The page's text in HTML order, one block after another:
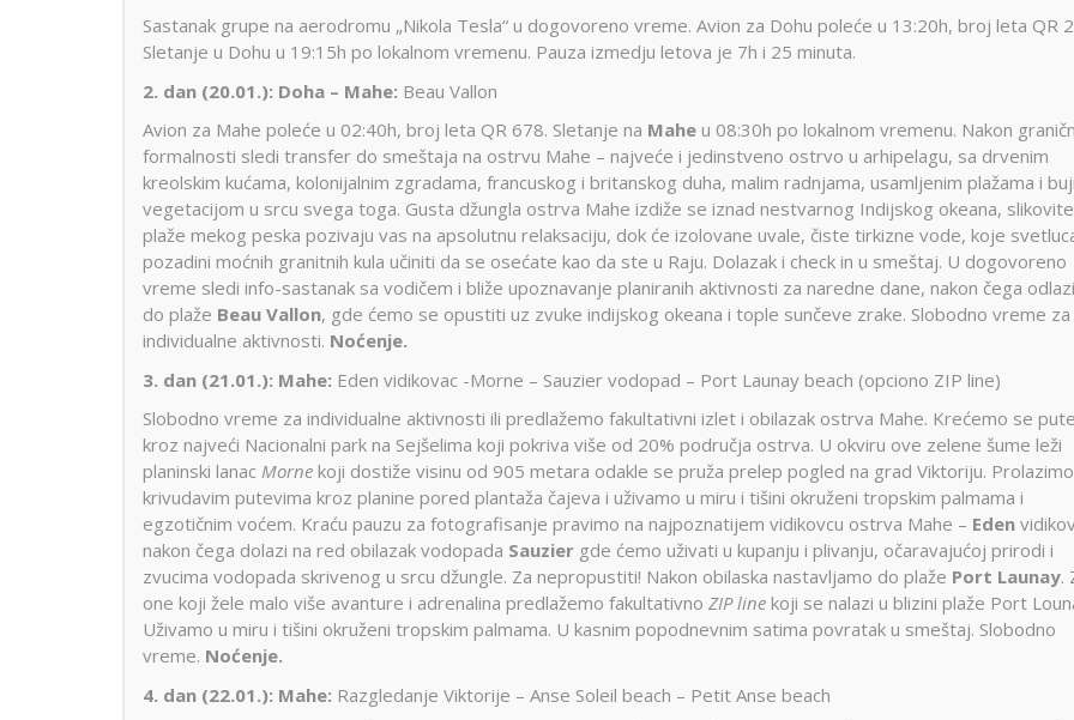
Sastanak grupe na aerodromu „Nikola Tesla“ u dogovoreno vreme. Avion za Dohu poleće u 13:20h, broj leta QR
Sletanje u Dohu u 19:15h po lokalnom vremenu. Pauza izmedju letova je 7h i 25 minuta.
2. dan (20.01.): Doha – Mahe: Beau Vallon
Avion za Mahe poleće u 02:40h, broj leta QR 678. Sletanje na Mahe u 08:30h po lokalnom vremenu. Nakon
formalnosti sledi transfer do smeštaja na ostrvu Mahe – najveće i jedinstveno ostrvo u arhipelagu, sa drvenim
kreolskim kućama, kolonijalnim zgradama, francuskog i britanskog duha, malim radnjama, usamljenim plažama i
vegetacijom u srcu svega toga. Gusta džungla ostrva Mahe izdiže se iznad nestvarnog Indijskog okeana, slikovite
plaže mekog peska pozivaju vas na apsolutnu relaksaciju, dok će izolovane uvale, čiste tirkizne vode, koje
pozadini moćnih granitnih kula učiniti da se osećate kao da ste u Raju. Dolazak i check in u smeštaj. U dogovoreno
vreme sledi info-sastanak sa vodičem i bliže upoznavanje planiranih aktivnosti za naredne dane, nakon čega
do plaže Beau Vallon, gde ćemo se opustiti uz zvuke indijskog okeana i tople sunčeve zrake. Slobodno vreme za
individualne aktivnosti. Noćenje.
3. dan (21.01.): Mahe: Eden vidikovac -Morne – Sauzier vodopad – Port Launay beach (opciono ZIP line)
Slobodno vreme za individualne aktivnosti ili predlažemo fakultativni izlet i obilazak ostrva Mahe. Krećemo se
kroz najveći Nacionalni park na Sejšelima koji pokriva više od 20% područja ostrva. U okviru ove zelene šume leži
planinski lanac Morne koji dostiže visinu od 905 metara odakle se pruža prelep pogled na grad Viktoriju. Prolazimo
krivudavim putevima kroz planine pored plantaža čajeva i uživamo u miru i tišini okruženi tropskim palmama i
egzotičnim voćem. Kraću pauzu za fotografisanje pravimo na najpoznatijem vidikovcu ostrva Mahe – Eden
nakon čega dolazi na red obilazak vodopada Sauzier gde ćemo uživati u kupanju i plivanju, očaravajućoj prirodi i
zvucima vodopada skrivenog u srcu džungle. Za nepropustiti! Nakon obilaska nastavljamo do plaže Port Launay.
one koji žele malo više avanture i adrenalina predlažemo fakultativno ZIP line koji se nalazi u blizini plaže Port
Uživamo u miru i tišini okruženi tropskim palmama. U kasnim popodnevnim satima povratak u smeštaj. Slobodno
vreme. Noćenje.
4. dan (22.01.): Mahe: Razgledanje Viktorije – Anse Soleil beach – Petit Anse beach